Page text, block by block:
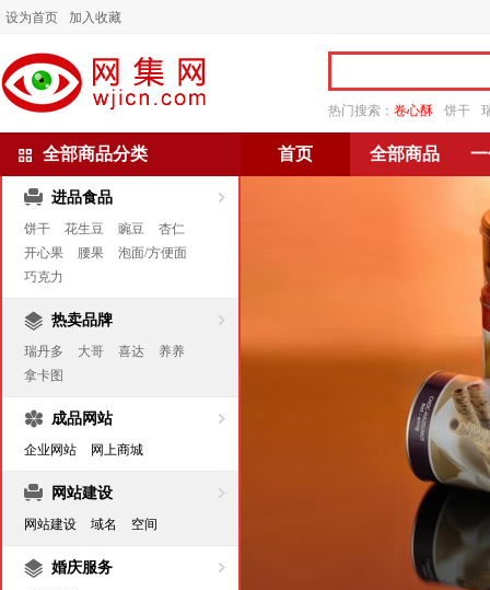
设为首页 加入收藏
热门搜索： 卷心酥 饼干
全部商品分类 首页 全部商品
进品食品
饼干 花生豆 豌豆
杏仁
开心果
腰果
泡面/方便面
巧克力
热卖品牌
瑞丹多 大哥 喜达
养养
拿卡图
成品网站
企业网站 网上商城
网站建设
网站建设 域名 空间
婚庆服务